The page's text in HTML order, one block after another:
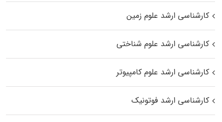
کارشناسی ارشد علوم زمین
کارشناسی ارشد علوم شناختی
کارشناسی ارشد علوم کامپیوتر
کارشناسی ارشد فوتونیک